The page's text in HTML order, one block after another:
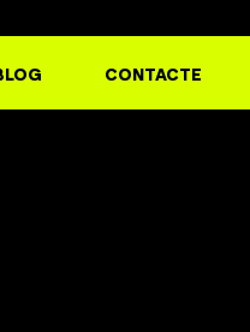
CONTACTE